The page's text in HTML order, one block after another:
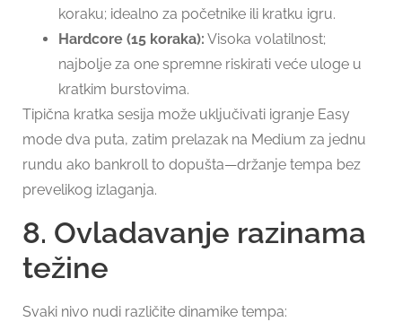
koraku; idealno za početnike ili kratku igru.
Hardcore (15 koraka): Visoka volatilnost;
najbolje za one spremne riskirati veće uloge u
kratkim burstovima.
Tipična kratka sesija može uključivati igranje Easy
mode dva puta, zatim prelazak na Medium za jednu
rundu ako bankroll to dopušta—držanje tempa bez
prevelikog izlaganja.
8. Ovladavanje razinama
težine
Svaki nivo nudi različite dinamike tempa: